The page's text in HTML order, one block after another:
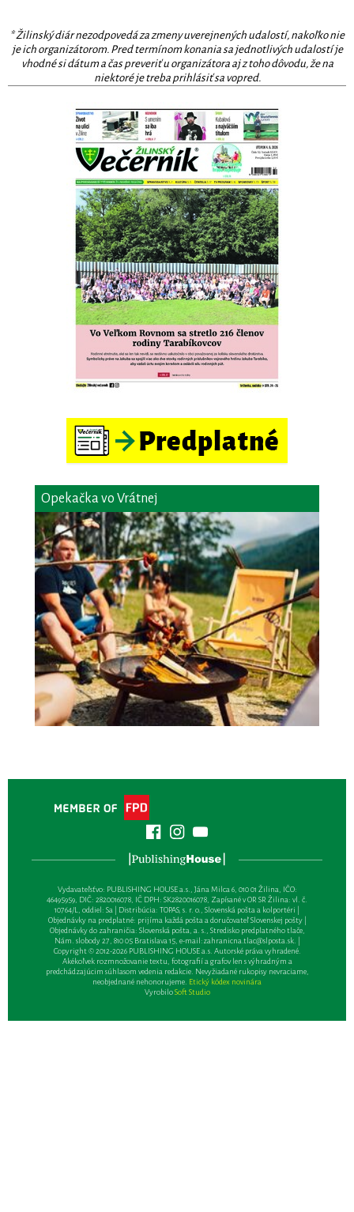
* Žilinský diár nezodpovedá za zmeny uverejnených udalostí, nakoľko nie
je ich organizátorom. Pred termínom konania sa jednotlivých udalostí je
vhodné si dátum a čas preveriť u organizátora aj z toho dôvodu, že na
niektoré je treba prihlásiť sa vopred.
Opekačka vo Vrátnej
Vydavateľsťvo: PUBLISHING HOUSE a.s., Jána Milca 6, 010 01 Žilina, IČO:
46495959, DIČ: 2820016078, IČ DPH: SK2820016078, Zapísané v OR SR Žilina: vl. č.
10764/L, oddiel: Sa | Distribúcia: TOPAS, s. r. o., Slovenská pošta a kolportéri |
Objednávky na predplatné: prijíma každá pošta a doručovateľ Slovenskej pošty |
Objednávky do zahraničia: Slovenská pošta, a. s., Stredisko predplatného tlače,
Nám. slobody 27, 810 05 Bratislava 15, e-mail:zahranicna.tlac@slposta.sk. |
Copyright © 2012-2026 PUBLISHING HOUSE a.s. Autorské práva vyhradené.
Akékoľvek rozmnožovanie textu, fotografií a grafov len s výhradným a
predchádzajúcim súhlasom vedenia redakcie. Nevyžiadané rukopisy nevraciame,
neobjednané nehonorujeme. Etický kódex novinára
VyrobiloSoft Studio